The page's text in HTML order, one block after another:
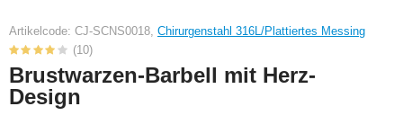
Artikelcode: CJ-SCNS0018, Chirurgenstahl 316L/Plattiertes Messing
(10)
Brustwarzen-Barbell mit Herz-
Design